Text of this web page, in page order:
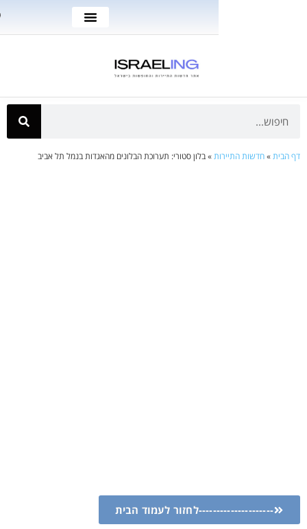
»בלון סטורי: תערוכת הבלונים מהאגדות בנמל תל אביב
לחזור לעמוד הבית